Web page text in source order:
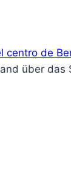
centro de
über das